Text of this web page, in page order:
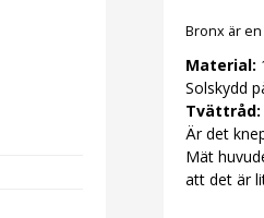
Bronx är
Material:
Solskydd
Tvättråd:
Är det
Mät
att det är